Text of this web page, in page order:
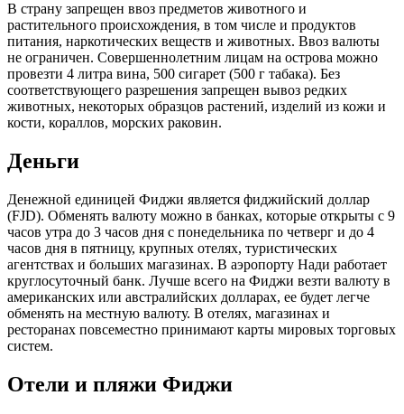
В страну запрещен ввоз предметов животного и
растительного происхождения, в том числе и продуктов
питания, наркотических веществ и животных. Ввоз валюты
не ограничен. Совершеннолетним лицам на острова можно
провезти 4 литра вина, 500 сигарет (500 г табака). Без
соответствующего разрешения запрещен вывоз редких
животных, некоторых образцов растений, изделий из кожи и
кости, кораллов, морских раковин.
Деньги
Денежной единицей Фиджи является фиджийский доллар
(FJD). Обменять валюту можно в банках, которые открыты с 9
часов утра до 3 часов дня с понедельника по четверг и до 4
часов дня в пятницу, крупных отелях, туристических
агентствах и больших магазинах. В аэропорту Нади работает
круглосуточный банк. Лучше всего на Фиджи везти валюту в
американских или австралийских долларах, ее будет легче
обменять на местную валюту. В отелях, магазинах и
ресторанах повсеместно принимают карты мировых торговых
систем.
Отели и пляжи Фиджи